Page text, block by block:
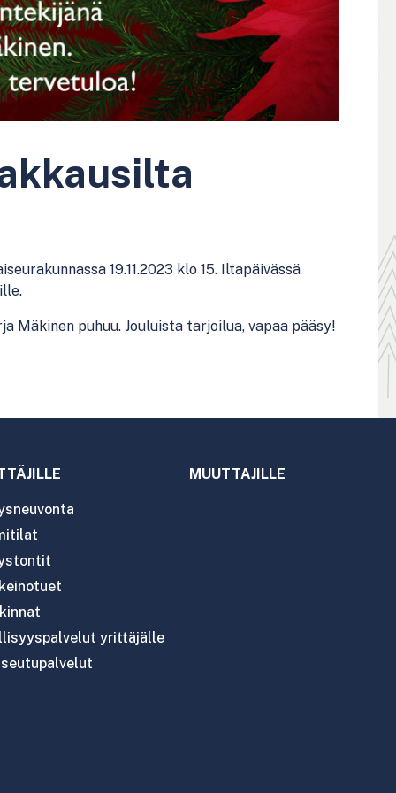
19.11.2023 klo 15. Iltapäivässä
Mäkinen puhuu. Jouluista tarjoilua, vapaa pääsy!
yrittäjälle
MUUTTAJILLE